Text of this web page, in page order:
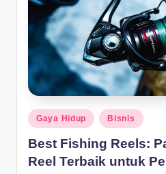
Posted
in
Gaya Hidup Bisnis
Best Fishing Reels:
Reel Terbaik untuk